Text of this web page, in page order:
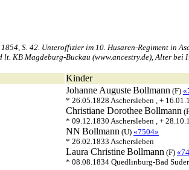
S. 42. Unteroffizier im 10. Husaren-Regiment in
KB Magdeburg-Buckau (www.ancestry.de), Alter
Kinder
Johanne AugusteBollmann (F)
* 26.05.1828 Aschersleben , +
Christiane DorotheeBollmann
* 09.12.1830 Aschersleben , +
NN Bollmann (U) «7504»
* 26.02.1833 Aschersleben
Laura ChristineBollmann (F)
* 08.08.1834 Quedlinburg-Bad